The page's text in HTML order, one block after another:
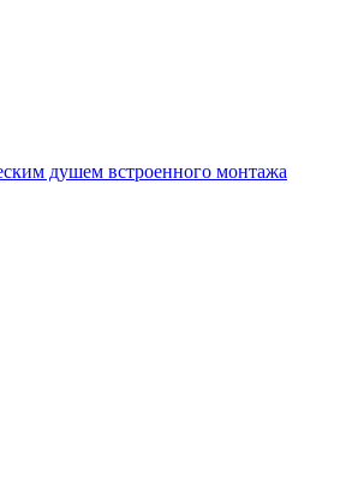
душем встроенного монтажа